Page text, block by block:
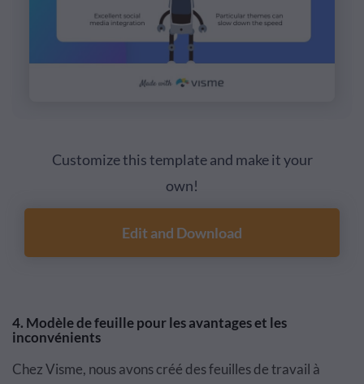
Customize this template and make it your
own!
Edit and Download
4. Modèle de feuille pour les avantages et les
inconvénients
Chez Visme, nous avons créé des feuilles de travail à